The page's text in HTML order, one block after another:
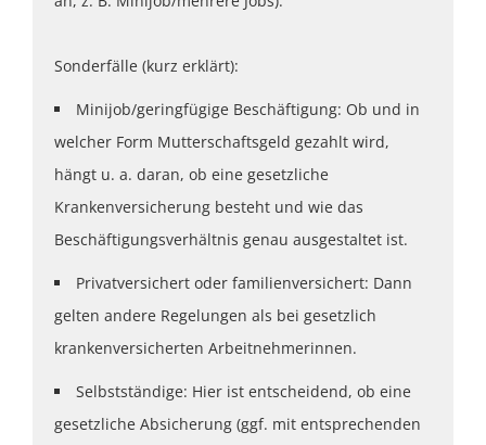
Sonderfälle (kurz erklärt):
Minijob/geringfügige Beschäftigung: Ob und in
welcher Form Mutterschaftsgeld gezahlt wird,
hängt u. a. daran, ob eine gesetzliche
Krankenversicherung besteht und wie das
Beschäftigungsverhältnis genau ausgestaltet ist.
Privatversichert oder familienversichert: Dann
gelten andere Regelungen als bei gesetzlich
krankenversicherten Arbeitnehmerinnen.
Selbstständige: Hier ist entscheidend, ob eine
gesetzliche Absicherung (ggf. mit entsprechenden